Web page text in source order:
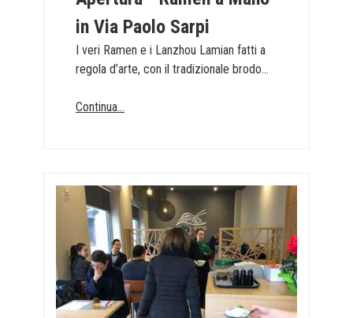
in Via Paolo Sarpi
I veri Ramen e i Lanzhou Lamian fatti a
regola d’arte, con il tradizionale brodo...
Continua...